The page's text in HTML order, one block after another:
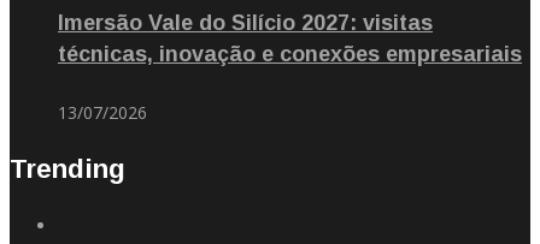
Imersão Vale do Silício 2027: visitas
técnicas, inovação e conexões empresariais
13/07/2026
Trending